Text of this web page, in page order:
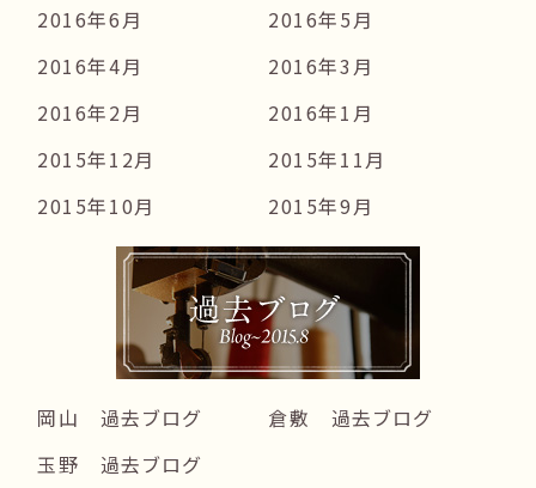
2016年6月
2016年5月
2016年4月
2016年3月
2016年2月
2016年1月
2015年12月
2015年11月
2015年10月
2015年9月
岡山 過去ブログ
倉敷 過去ブログ
玉野 過去ブログ